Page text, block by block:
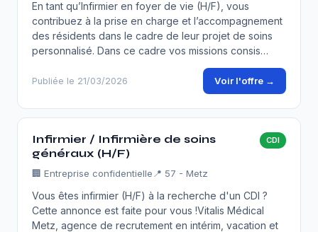
En tant qu’Infirmier en foyer de vie (H/F), vous
contribuez à la prise en charge et l’accompagnement
des résidents dans le cadre de leur projet de soins
personnalisé. Dans ce cadre vos missions consis…
Publiée le 21/03/2026 Voir l'offre →
Infirmier / Infirmière de soins
généraux (H/F)
CDI
🏢 Entreprise confidentielle 📍 57 - Metz
Vous êtes infirmier (H/F) à la recherche d'un CDI ?
Cette annonce est faite pour vous !Vitalis Médical
Metz, agence de recrutement en intérim, vacation et